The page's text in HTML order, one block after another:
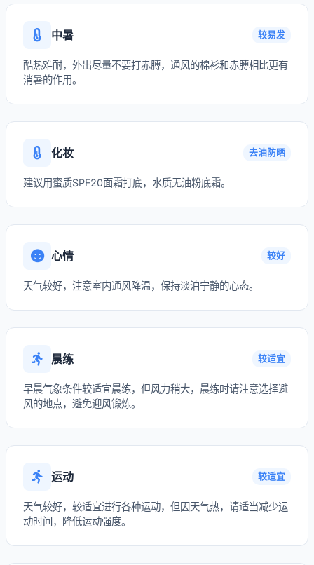
中暑 较易发
酷热难耐，外出尽量不要打赤膊，通风的棉衫和赤膊相比更有
消暑的作用。
化妆 去油防晒
建议用蜜质SPF20面霜打底，水质无油粉底霜。
心情 较好
天气较好，注意室内通风降温，保持淡泊宁静的心态。
晨练 较适宜
早晨气象条件较适宜晨练，但风力稍大，晨练时请注意选择避
风的地点，避免迎风锻炼。
运动 较适宜
天气较好，较适宜进行各种运动，但因天气热，请适当减少运
动时间，降低运动强度。